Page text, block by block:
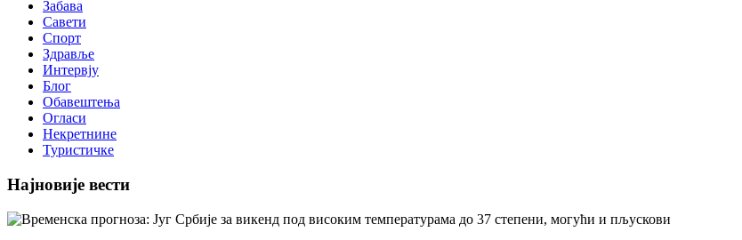
Забава
Савети
Спорт
Здравље
Интервју
Блог
Обавештења
Огласи
Некретнине
Туристичке
Најновије вести